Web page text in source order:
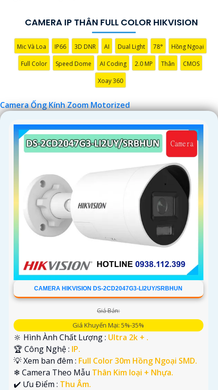
CAMERA IP THÂN FULL COLOR HIKVISION
Mic Và Loa IP66 3D DNR AI Dual Light 78° Hồng Ngoại
Full Color Speed Dome AI Coding 2.0 MP Thân CMOS
Xoay 360
Camera Ống Kính Zoom Motorized
CAMERA HIKVISION DS-2CD2047G3-LI2UY/SRBHUN
Giá Bán:
Giá Khuyến Mại: 5%-35%
🔆 Hình Ành Chất Lượng : Ultra 2k + .
🏆 Công Nghệ : IP.
💡 Xem ban đêm : Full Color 30m Hồng Ngoại SMD.
❄ Camera Theo Mẫu Thân Kim loại + Nhựa.
️✔️ Ưu Điểm : Thu Âm.